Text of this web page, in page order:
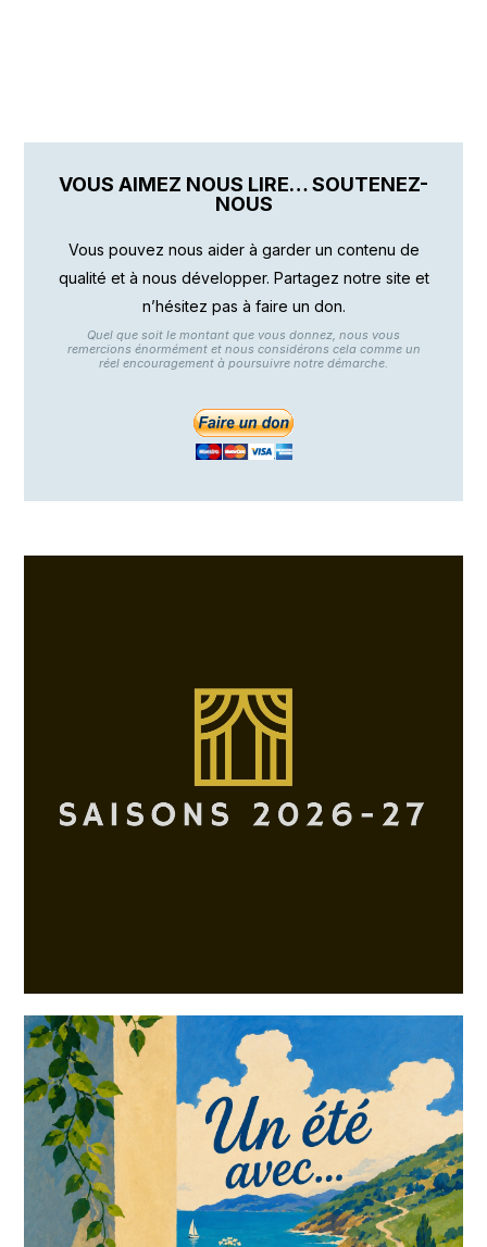
VOUS AIMEZ NOUS LIRE… SOUTENEZ-
NOUS
Vous pouvez nous aider à garder un contenu de
qualité et à nous développer. Partagez notre site et
n’hésitez pas à faire un don.
Quel que soit le montant que vous donnez, nous vous
remercions énormément et nous considérons cela comme un
réel encouragement à poursuivre notre démarche.